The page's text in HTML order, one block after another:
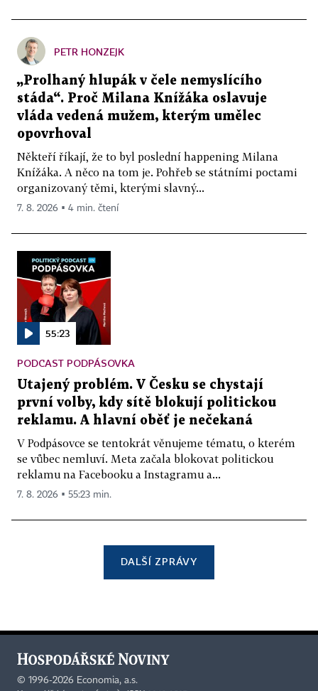
PETR HONZEJK
„Prolhaný hlupák v čele nemyslícího
stáda“. Proč Milana Knížáka oslavuje
vláda vedená mužem, kterým umělec
opovrhoval
Někteří říkají, že to byl poslední happening Milana
Knížáka. A něco na tom je. Pohřeb se státními poctami
organizovaný těmi, kterými slavný...
7. 8. 2026 ▪ 4 min. čtení
55:23
PODCAST PODPÁSOVKA
Utajený problém. V Česku se chystají
první volby, kdy sítě blokují politickou
reklamu. A hlavní oběť je nečekaná
V Podpásovce se tentokrát věnujeme tématu, o kterém
se vůbec nemluví. Meta začala blokovat politickou
reklamu na Facebooku a Instagramu a...
7. 8. 2026 ▪ 55:23 min.
DALŠÍ ZPRÁVY
© 1996-2026 Economia, a.s.